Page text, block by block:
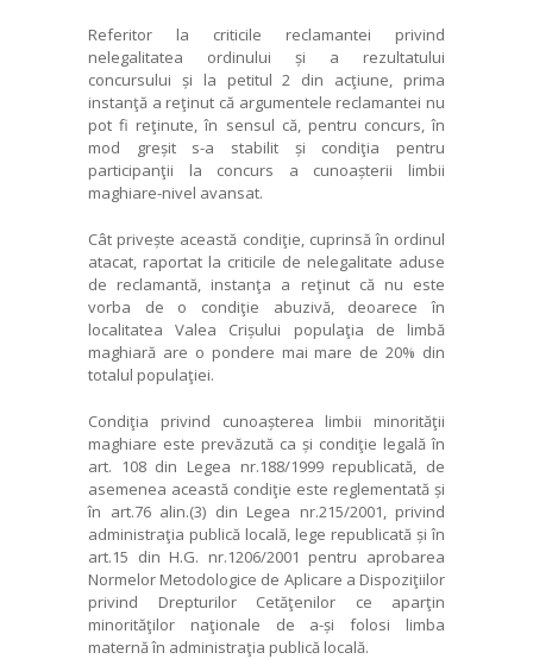
Referitor la criticile reclamantei privind
nelegalitatea ordinului și a rezultatului
concursului și la petitul 2 din acţiune, prima
instanţă a reţinut că argumentele reclamantei nu
pot fi reţinute, în sensul că, pentru concurs, în
mod greșit s-a stabilit și condiţia pentru
participanţii la concurs a cunoașterii limbii
maghiare-nivel avansat.
Cât privește această condiţie, cuprinsă în ordinul
atacat, raportat la criticile de nelegalitate aduse
de reclamantă, instanţa a reţinut că nu este
vorba de o condiţie abuzivă, deoarece în
localitatea Valea Crișului populaţia de limbă
maghiară are o pondere mai mare de 20% din
totalul populaţiei.
Condiţia privind cunoașterea limbii minorităţii
maghiare este prevăzută ca și condiţie legală în
art. 108 din Legea nr.188/1999 republicată, de
asemenea această condiţie este reglementată și
în art.76 alin.(3) din Legea nr.215/2001, privind
administraţia publică locală, lege republicată și în
art.15 din H.G. nr.1206/2001 pentru aprobarea
Normelor Metodologice de Aplicare a Dispoziţiilor
privind Drepturilor Cetăţenilor ce aparţin
minorităţilor naţionale de a-și folosi limba
maternă în administraţia publică locală.